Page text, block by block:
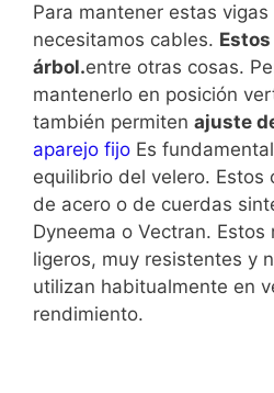
Para mantener estas vigas
necesitamos cables.
árbol.entre otras cosas.
mantenerlo en posición
también permiten ajuste
aparejo fijo Es
equilibrio del velero. Estos
de acero o de cuerdas
Dyneema o Vectran. Estos
ligeros, muy resistentes y
utilizan habitualmente en
rendimiento.